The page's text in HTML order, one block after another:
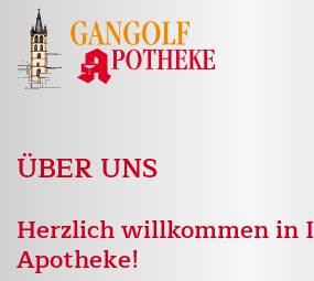
ÜBER UNS
Herzlich willkommen in
Apotheke!